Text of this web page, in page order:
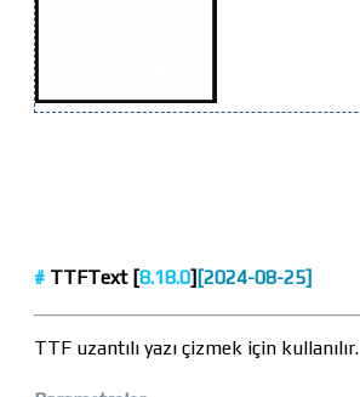
# TTFText [8.18.0][2024-08-25]
TTF uzantılı yazı çizmek için kullanılır.